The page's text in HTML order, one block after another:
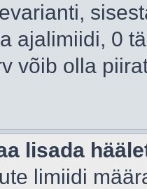
ajalimiidi, 0
võib olla
lisada
limiidi